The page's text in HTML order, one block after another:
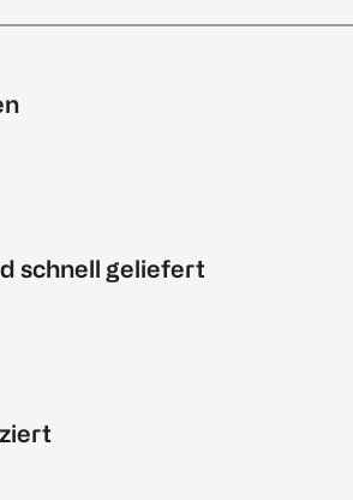
schnell geliefert